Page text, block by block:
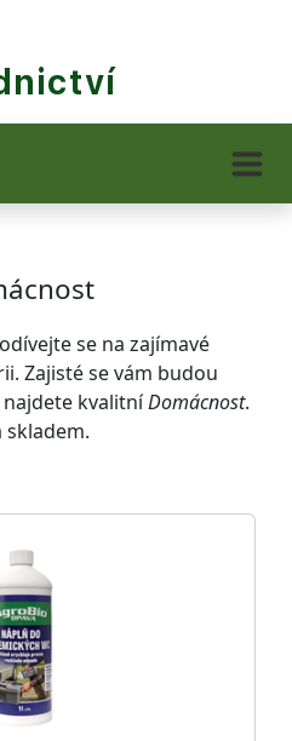
se na zajímavé
Zajisté se vám budou
kvalitníDomácnost.